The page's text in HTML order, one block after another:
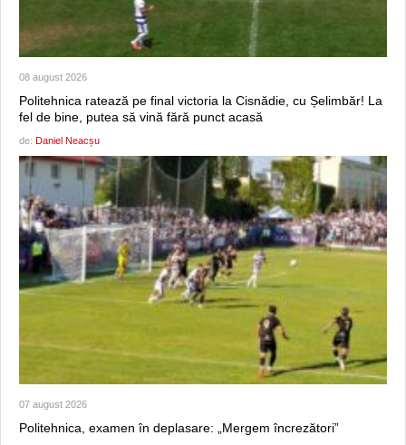
08 august 2026
Politehnica ratează pe final victoria la Cisnădie, cu Șelimbăr! La
fel de bine, putea să vină fără punct acasă
de: Daniel Neacșu
07 august 2026
Politehnica, examen în deplasare: „Mergem încrezători”